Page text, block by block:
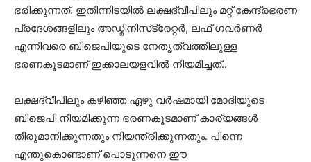
ഭരിക്കുന്നത്. ഇതിന്നിടയില്‍ ലക്ഷദ്വീപിലും മറ്റ് കേന്ദ്രഭരണ
പ്രദേശങ്ങളിലും അഡ്മിനിസ്‌ട്രേറ്റര്‍, ലഫ് ഗവര്‍ണര്‍
എന്നിവരെ ബിജെപിയുടെ നേതൃത്വത്തിലുള്ള
ഭരണകൂടമാണ് ഇക്കാലയളവില്‍ നിയമിച്ചത്..
ലക്ഷദ്വീപിലും കഴിഞ്ഞ ഏഴു വര്‍ഷമായി മോദിയുടെ
ബിജെപി നിയമിക്കുന്ന ഭരണകൂടമാണ് കാര്യങ്ങള്‍
തീരുമാനിക്കുന്നതും നിയന്ത്രിക്കുന്നതും. പിന്നെ
എന്തുകൊണ്ടാണ് പൊടുന്നനെ ഈ